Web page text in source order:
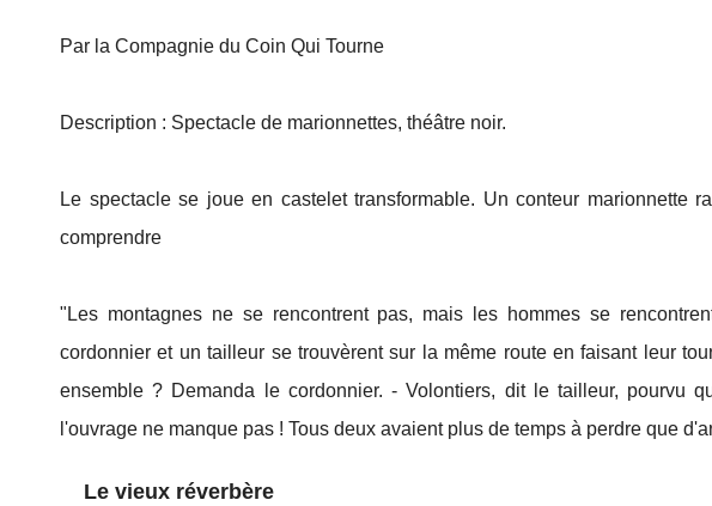
Par la Compagnie du Coin Qui Tourne
Description : Spectacle de marionnettes, théâtre noir.
Le spectacle se joue en castelet transformable. Un conteur marionnette
comprendre
"Les montagnes ne se rencontrent pas, mais les hommes se
cordonnier et un tailleur se trouvèrent sur la même route en faisant leur
ensemble ? Demanda le cordonnier. - Volontiers, dit le tailleur, pourvu
l'ouvrage ne manque pas ! Tous deux avaient plus de temps à perdre que
Le vieux réverbère